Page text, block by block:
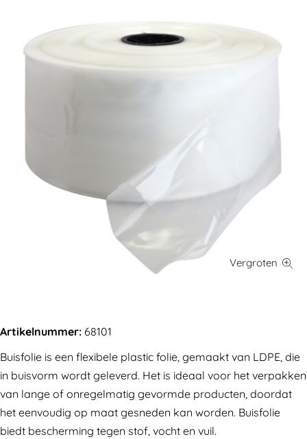
Artikelnummer: 68101
Buisfolie is een flexibele plastic folie, gemaakt van LDPE, die
in buisvorm wordt geleverd. Het is ideaal voor het verpakken
van lange of onregelmatig gevormde producten, doordat
het eenvoudig op maat gesneden kan worden. Buisfolie
biedt bescherming tegen stof, vocht en vuil.